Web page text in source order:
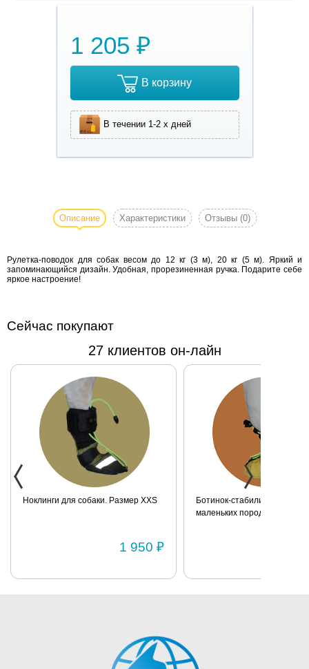
1 205 ₽
В корзину
В течении 1-2 х дней
до 12 кг
(3 м), 20
Описание Характеристики Отзывы (0)
Рулетка-поводок для собак весом до 12 кг (3 м), 20 кг (5 м). Яркий и
запоминающийся дизайн. Удобная, прорезиненная ручка. Подарите себе
яркое настроение!
Сейчас покупают
27 клиентов он-лайн
Ноклинги для собаки. Размер XXS
1 950 ₽
Ботинок-стабилизатор для
маленьких пород для